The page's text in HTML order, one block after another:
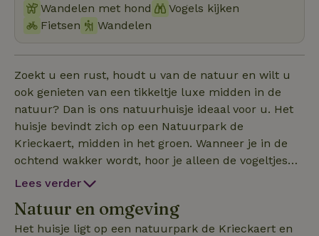
Wandelen met hond
Vogels kijken
Fietsen
Wandelen
Zoekt u een rust, houdt u van de natuur en wilt u
ook genieten van een tikkeltje luxe midden in de
natuur? Dan is ons natuurhuisje ideaal voor u. Het
huisje bevindt zich op een Natuurpark de
Krieckaert, midden in het groen. Wanneer je in de
ochtend wakker wordt, hoor je alleen de vogeltjes
fluiten, dit is een heel rustig en stil park waar
Ons huisje is heel hondvriendelijk, wij laten
standaard 3 honden toe, meer is op aanvraag, er is
Lees verder
Natuur en omgeving
Het huisje ligt op een natuurpark de Krieckaert en